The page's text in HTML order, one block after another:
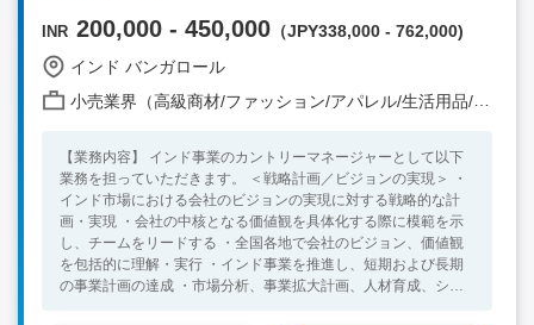
必須スキル・経験＞ ・事務・総務などのバックオフィス業務経
験 ・ビジネスレベルの英語力 ・海外での就業、または生活経験
＜歓迎スキル・経験＞ ・インドでの就業経験 ・財務・経理・会
計業務の経験 ・社内システムやデータ管理の経験 ＜求める人物
る方 ・スリシティでの生活・勤務に適応し、安定して業務を遂
行できる方
INR 200,000 - 450,000 （JPY338,000 - 762,000)
インド バンガロール
小売業界（高級商材/ファッション/アパレル/生活用品/家電 他）
【業務内容】 インド事業のカントリーマネージャーとして以下
業務を担っていただきます。 ＜戦略計画／ビジョンの実現＞ ・
インド市場における会社のビジョンの実現に対する戦略的な計
画・実現 ・会社の中核となる価値観を具体化する際に模範を示
し、チームをリードする ・全国各地で会社のビジョン、価値観
を包括的に理解・実行 ・インド事業を推進し、短期および長期
の事業計画の達成 ・市場分析、事業拡大計画、人材育成、シス